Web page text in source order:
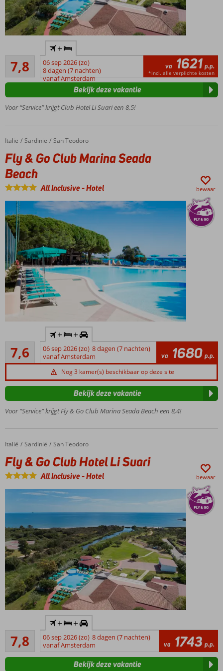
strand
Verkoelend
zwembad
bungalows
San
Teodoro
o.b.v. All
Inclusive
Light
7,8
4
beoordelingen
+
06 sep 2026 (zo)
8 dagen (7 nachten)
vanaf Amsterdam
va 1621 p.p.
*incl. alle verplichte kosten
Voor “Service” krijgt Club Hotel Li Suari een 8,5!
Bekijk deze vakantie
Home
Italië Sardinië San Teodoro
Fly & Go Club Marina Seada Beach
Fly & Go Club Marina Seada
Beach
All Inclusive-Hotel bewaar
Dicht
bij het
Heerlijk
Een
tennisbaan
O.b.v. All
7,6
Goed
5
beoordelingen
+ +
06 sep 2026 (zo) 8 dagen (7 nachten)
vanaf Amsterdam
va 1680 p.p.
Nog 3 kamer(s) beschikbaar op deze site
Voor “Service” krijgt Fly & Go Club Marina Seada Beach een 8,4!
Bekijk deze vakantie
Home
Italië Sardinië San Teodoro
Fly & Go Club Hotel Li Suari
Fly & Go Club Hotel Li Suari
All Inclusive-Hotel bewaar
Dicht
bij het
strand
7,8
4
beoordelingen
+ +
06 sep 2026 (zo) 8 dagen (7 nachten)
vanaf Amsterdam
va 1743 p.p.
Bekijk deze vakantie